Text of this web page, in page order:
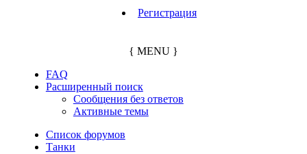
Регистрация
{ MENU }
FAQ
Расширенный поиск
Сообщения без ответов
Активные темы
Список форумов
Танки